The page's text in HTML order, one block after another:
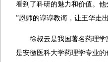
看到了科研的魅力和价值。他
”恩师的谆谆教诲，让王华走
徐叔云是我国著名药理学
是安徽医科大学药理学专业